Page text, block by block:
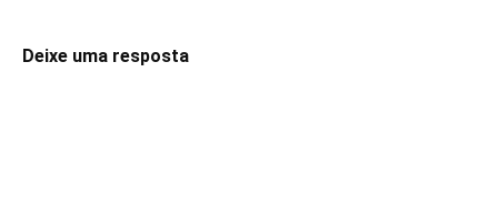
Deixe uma resposta